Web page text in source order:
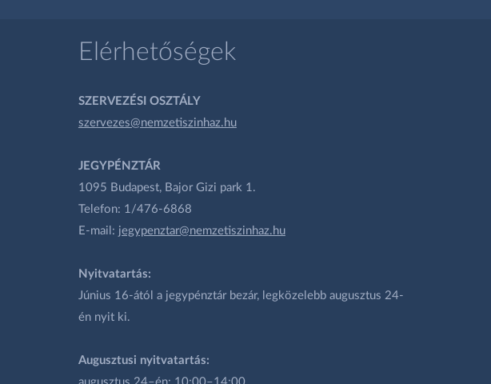
Elérhetőségek
SZERVEZÉSI OSZTÁLY
szervezes@nemzetiszinhaz.hu
JEGYPÉNZTÁR
1095 Budapest, Bajor Gizi park 1.
Telefon: 1/476-6868
E-mail: jegypenztar@nemzetiszinhaz.hu
Nyitvatartás:
Június 16-ától a jegypénztár bezár, legközelebb augusztus 24-
én nyit ki.
Augusztusi nyitvatartás: